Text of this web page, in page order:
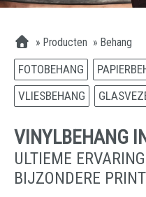
» Producten » Behang
FOTOBEHANG
VLIESBEHANG
VINYLBEHANG
ULTIEME
BIJZONDERE PRINT